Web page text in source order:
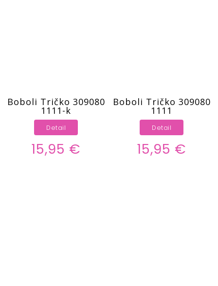
Boboli Tričko 309080
1111-k
15,95 €
Detail
Boboli Tričko 309080
1111
15,95 €
Detail